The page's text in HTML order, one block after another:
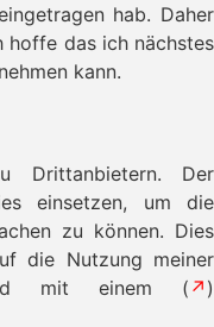
hab. Daher
hoffe das ich nächstes
kann.
Drittanbietern. Der
einsetzen, um die
zu können. Dies
die Nutzung meiner
mit einem (↗ )